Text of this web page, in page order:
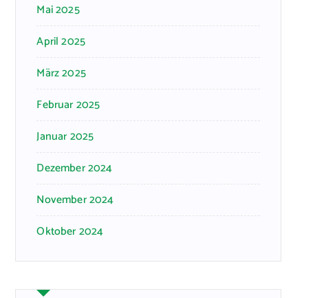
Mai 2025
April 2025
März 2025
Februar 2025
Januar 2025
Dezember 2024
November 2024
Oktober 2024